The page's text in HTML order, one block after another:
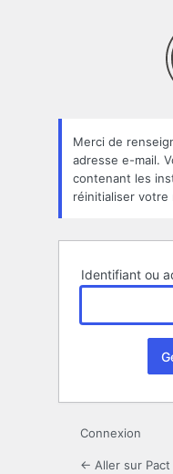
oublié
Merci de
adresse e-mail.
contenant les
réinitialiser votre
Identifiant ou
Connexion
← Aller sur Pact